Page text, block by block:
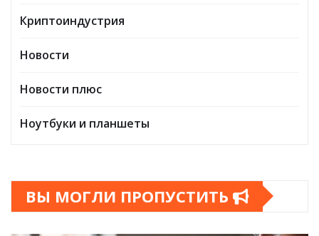
Криптоиндустрия
Новости
Новости плюс
Ноутбуки и планшеты
ВЫ МОГЛИ ПРОПУСТИТЬ